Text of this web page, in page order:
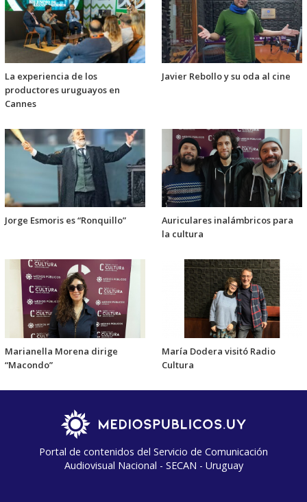
La experiencia de los
productores uruguayos en
Cannes
Javier Rebollo y su oda al cine
Jorge Esmoris es “Ronquillo”
Auriculares inalámbricos para
la cultura
Marianella Morena dirige
“Macondo”
María Dodera visitó Radio
Cultura
Portal de contenidos del Servicio de Comunicación
Audiovisual Nacional - SECAN - Uruguay